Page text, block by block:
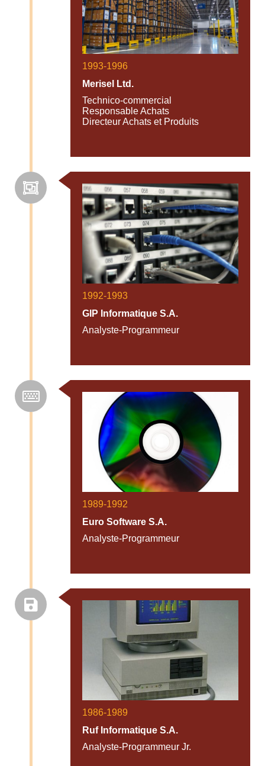
1993-1996
Merisel Ltd.
Technico-commercial
Responsable Achats
Directeur Achats et Produits
1992-1993
GIP Informatique S.A.
Analyste-Programmeur
1989-1992
Euro Software S.A.
Analyste-Programmeur
1986-1989
Ruf Informatique S.A.
Analyste-Programmeur Jr.